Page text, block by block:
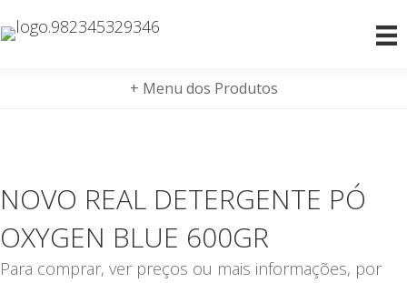
+ Menu dos Produtos
NOVO REAL DETERGENTE PÓ
OXYGEN BLUE 600GR
Para comprar, ver preços ou mais informações, por